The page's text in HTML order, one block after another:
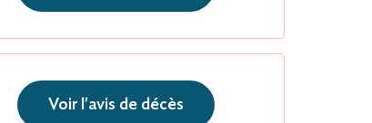
Voir l'avis de décès